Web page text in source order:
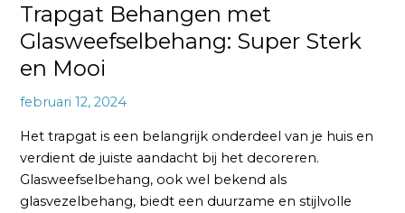
Trapgat Behangen met
Glasweefselbehang: Super Sterk
en Mooi
februari 12, 2024
Het trapgat is een belangrijk onderdeel van je huis en
verdient de juiste aandacht bij het decoreren.
Glasweefselbehang, ook wel bekend als
glasvezelbehang, biedt een duurzame en stijlvolle